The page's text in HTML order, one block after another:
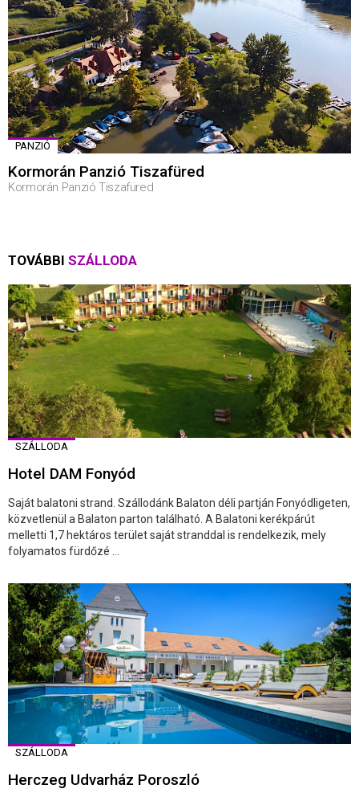
PANZIÓ
Kormorán Panzió Tiszafüred
Kormorán Panzió Tiszafüred
TOVÁBBI SZÁLLODA
SZÁLLODA
Hotel DAM Fonyód
Saját balatoni strand. Szállodánk Balaton déli partján Fonyódligeten,
közvetlenül a Balaton parton található. A Balatoni kerékpárút
melletti 1,7 hektáros terület saját stranddal is rendelkezik, mely
folyamatos fürdőzé ...
SZÁLLODA
Herczeg Udvarház Poroszló